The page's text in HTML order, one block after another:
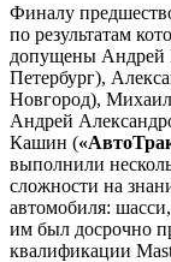
Финалу
по результатам
допущены Андрей
Петербург),
Новгород),
Андрей
Кашин (
выполнили
сложности на
автомобиля:
им был досрочно
квалификации